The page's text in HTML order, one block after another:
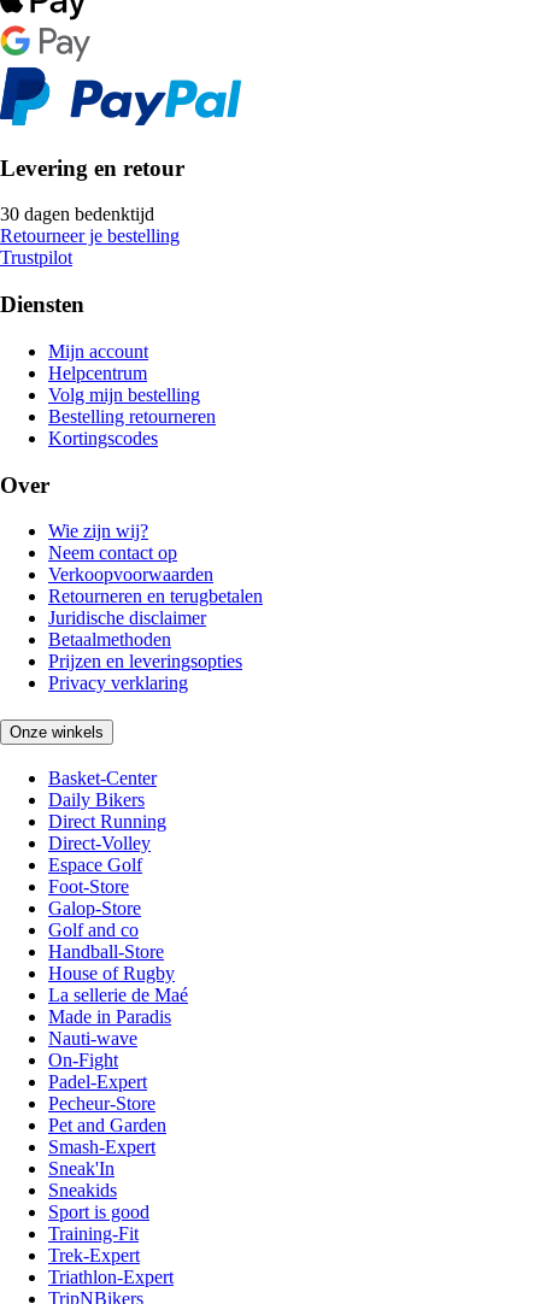
Levering en retour
30 dagen bedenktijd
Retourneer je bestelling
Trustpilot
Diensten
Mijn account
Helpcentrum
Volg mijn bestelling
Bestelling retourneren
Kortingscodes
Over
Wie zijn wij?
Neem contact op
Verkoopvoorwaarden
Retourneren en terugbetalen
Juridische disclaimer
Betaalmethoden
Prijzen en leveringsopties
Privacy verklaring
Onze winkels
Basket-Center
Daily Bikers
Direct Running
Direct-Volley
Espace Golf
Foot-Store
Galop-Store
Golf and co
Handball-Store
House of Rugby
La sellerie de Maé
Made in Paradis
Nauti-wave
On-Fight
Padel-Expert
Pecheur-Store
Pet and Garden
Smash-Expert
Sneak'In
Sneakids
Sport is good
Training-Fit
Trek-Expert
Triathlon-Expert
TripNBikers